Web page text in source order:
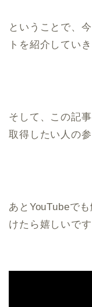
ということで、
トを紹介していき
そして、この記
取得したい人の
あとYouTubeで
けたら嬉しいです